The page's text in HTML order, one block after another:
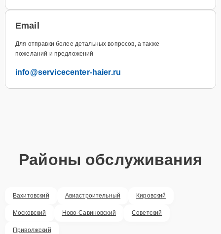
Email
Для отправки более детальных вопросов, а также
пожеланий и предложений
info@servicecenter-haier.ru
Районы обслуживания
Вахитовский Авиастроительный Кировский
Московский Ново-Савиновский Советский
Приволжский